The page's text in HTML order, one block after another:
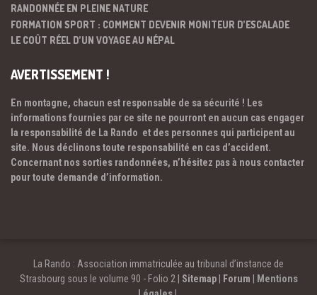
RANDONNÉE EN PLEINE NATURE
FORMATION SPORT : COMMENT DEVENIR MONITEUR D’ESCALADE
LE COÛT RÉEL D’UN VOYAGE AU NÉPAL
AVERTISSEMENT !
En montagne, chacun est responsable de sa sécurité ! Les
informations fournies par ce site ne pourront en aucun cas engager
la responsabilité de La Rando et des personnes qui participent au
site. Nous déclinons toute responsabilité en cas d’accident.
Concernant nos sorties randonnées, n’hésitez pas à nous contacter
pour toute demande d’information.
La Rando : Association immatriculée au tribunal d’instance de
Strasbourg sous le volume 90 - Folio 2 | Sitemap| Forum
Mentions